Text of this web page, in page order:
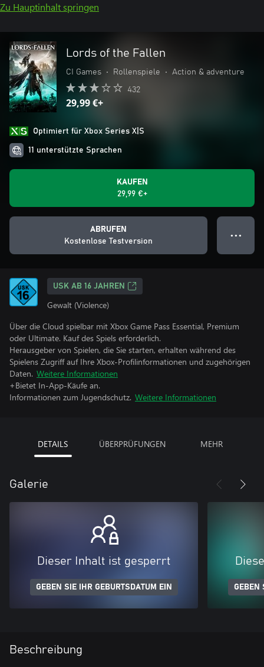
Zu Hauptinhalt springen
Lords of the Fallen
CI Games • Rollenspiele • Action & adventure
432
29,99 €+
Optimiert für Xbox Series X|S
11 unterstützte Sprachen
KAUFEN
29,99 €+
ABRUFEN
Kostenlose Testversion
● ● ●
USK AB 16 JAHREN
Gewalt (Violence)
Über die Cloud spielbar mit Xbox Game Pass Essential, Premium
oder Ultimate. Kauf des Spiels erforderlich.
Herausgeber von Spielen, die Sie starten, erhalten während des
Spielens Zugriff auf Ihre Xbox-Profilinformationen und zugehörigen
Daten. Weitere Informationen
+Bietet In-App-Käufe an.
Informationen zum Jugendschutz. Weitere Informationen
DETAILS ÜBERPRÜFUNGEN MEHR
Galerie
Dieser Inhalt ist gesperrt
GEBEN SIE IHR GEBURTSDATUM EIN GEBEN
Beschreibung